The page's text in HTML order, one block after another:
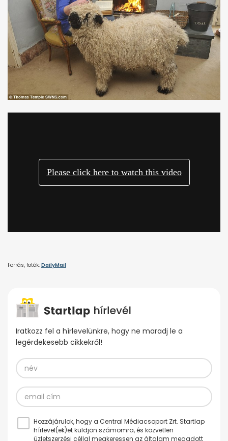
Forrás, fotók: DailyMail
Iratkozz fel a hírlevelünkre, hogy ne maradj le a
legérdekesebb cikkekről!
Hozzájárulok, hogy a Central Médiacsoport Zrt. Startlap
hírlevel(ek)et küldjön számomra, és közvetlen
üzletszerzési céllal megkeressen az általam megadott